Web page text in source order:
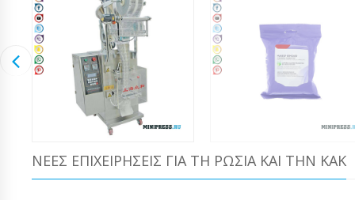
ΝΈΕΣ ΕΠΙΧΕΙΡΉΣΕΙΣ ΓΙΑ ΤΗ ΡΩΣΊΑ ΚΑΙ ΤΗΝ ΚΑΚ